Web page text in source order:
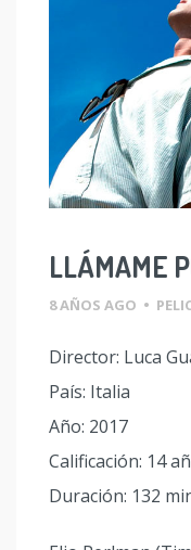
LLÁMAME
8 AÑOS AGO •
Director: Luca
País: Italia
Año: 2017
Calificación: 14
Duración: 132